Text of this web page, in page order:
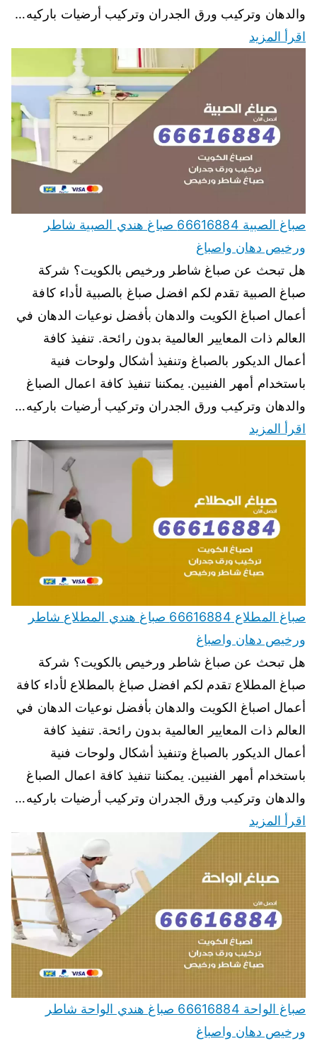
والدهان وتركيب ورق الجدران وتركيب أرضيات باركيه…
اقرأ المزيد
صباغ الصبية 66616884 صباغ هندي الصبية شاطر
ورخيص دهان واصباغ
هل تبحث عن صباغ شاطر ورخيص بالكويت؟ شركة
صباغ الصبية تقدم لكم افضل صباغ بالصبية لأداء كافة
أعمال اصباغ الكويت والدهان بأفضل نوعيات الدهان في
العالم ذات المعايير العالمية بدون رائحة. تنفيذ كافة
أعمال الديكور بالصباغ وتنفيذ أشكال ولوحات فنية
باستخدام أمهر الفنيين. يمكننا تنفيذ كافة اعمال الصباغ
والدهان وتركيب ورق الجدران وتركيب أرضيات باركيه…
اقرأ المزيد
صباغ المطلاع 66616884 صباغ هندي المطلاع شاطر
ورخيص دهان واصباغ
هل تبحث عن صباغ شاطر ورخيص بالكويت؟ شركة
صباغ المطلاع تقدم لكم افضل صباغ بالمطلاع لأداء كافة
أعمال اصباغ الكويت والدهان بأفضل نوعيات الدهان في
العالم ذات المعايير العالمية بدون رائحة. تنفيذ كافة
أعمال الديكور بالصباغ وتنفيذ أشكال ولوحات فنية
باستخدام أمهر الفنيين. يمكننا تنفيذ كافة اعمال الصباغ
والدهان وتركيب ورق الجدران وتركيب أرضيات باركيه…
اقرأ المزيد
صباغ الواحة 66616884 صباغ هندي الواحة شاطر
ورخيص دهان واصباغ